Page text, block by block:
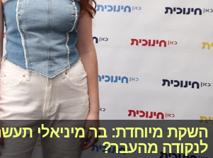
השקת מיוחדת: בר מיניאלי
לנקודה מהעבר?